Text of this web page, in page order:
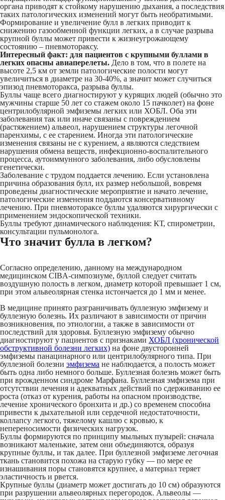
органа приводят к стойкому нарушению дыхания, а последствия
таких патологических изменений могут быть необратимыми.
Формирование и увеличение булл в легких приводит к
снижению газообменной функции легких, а в случае разрыва
крупной буллы может привести к жизнеугрожающему
состоянию – пневмотораксу.
Интересный факт: для пациентов с крупными буллами в
легких опасны авиаперелеты. Дело в том, что в полете на
высоте 2,5 км от земли патологические полости могут
увеличиться в диаметре на 30-40%, а значит может случиться
эпизод пневмоторакса, разрыва буллы.
Буллы чаще всего диагностируют у курящих людей (обычно это
мужчины старше 50 лет со стажем около 15 пачколет) на фоне
центрилобулярной эмфиземы легких или ХОБЛ. Оба эти
заболевания так или иначе связаны с повреждением
(растяжением) альвеол, нарушением структуры легочной
паренхимы, с ее старением. Иногда эти патологические
изменения связаны не с курением, а являются следствием
нарушения обмена веществ, инфекционно-воспалительного
процесса, аутоиммунного заболевания, либо обусловлены
генетически.
Заболевание с трудом поддается лечению. Если установлена
причина образования булл, их размер небольшой, вовремя
проведены диагностические мероприятие и начато лечение,
патологические изменения поддаются консервативному
лечению. При пневмотораксе буллы удаляются хирургически с
применением эндоскопической техники.
Буллы требуют динамического наблюдения: КТ, спирометрии,
консультации пульмонолога.
Что значит булла в легком?
Согласно определению, данному на международном
медицинском CIBA-симпозиуме, буллой следует считать
воздушную полость в легком, диаметр которой превышает 1 см,
при этом альвеолярная стенка истончается до 1 мм и менее.
В медицине принято разграничивать буллезную эмфизему и
буллезную болезнь. Их различают в зависимости от причин
возникновения, по этиологии, а также в зависимости от
последствий для здоровья. Буллезную эмфизему обычно
диагностируют у пациентов с признаками ХОБЛ (хронической
обструктивной болезни легких) на фоне двусторонней
эмфиземы панацинарного или центрилобулярного типа. При
буллезной болезни эмфизема не наблюдается, а полость может
быть одна либо немного больше. Буллезная болезнь может быть
при врожденном синдроме Марфана. Буллезная эмфизема при
отсутствии лечения и адекватных действий по сдерживанию ее
роста (отказ от курения, работы на опасном производстве,
лечение хронического бронхита и др.) со временем способна
привести к дыхательной или сердечной недостаточности,
коллапсу легкого, тяжелому кашлю с кровью, к
непереносимости физических нагрузок.
Буллы формируются по принципу мыльных пузырей: сначала
возникают маленькие, затем они объединяются, образуя
крупные буллы, и так далее. При буллезной эмфиземе легочная
ткань становится похожа на старую губку — по мере ее
изнашивания поры становятся крупнее, а материал теряет
эластичность и рвется.
Крупные буллы (диаметр может достигать до 10 см) образуются
при разрушении альвеолярных перегородок. Альвеолы —